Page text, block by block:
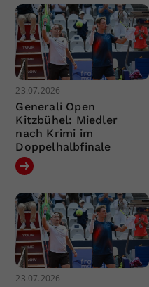
23.07.2026
Generali Open
Kitzbühel: Miedler
nach Krimi im
Doppelhalbfinale
23.07.2026